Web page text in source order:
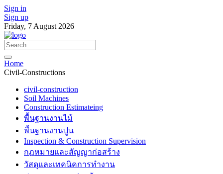
Sign in
Sign up
Friday, 7 August 2026
Home
Civil-Constructions
civil-construction
Soil Machines
Construction Estimateing
พื้นฐานงานไม้
พื้นฐานงานปูน
Inspection & Construction Supervision
กฎหมายและสัญญาก่อสร้าง
วัสดุและเทคนิคการทำงาน